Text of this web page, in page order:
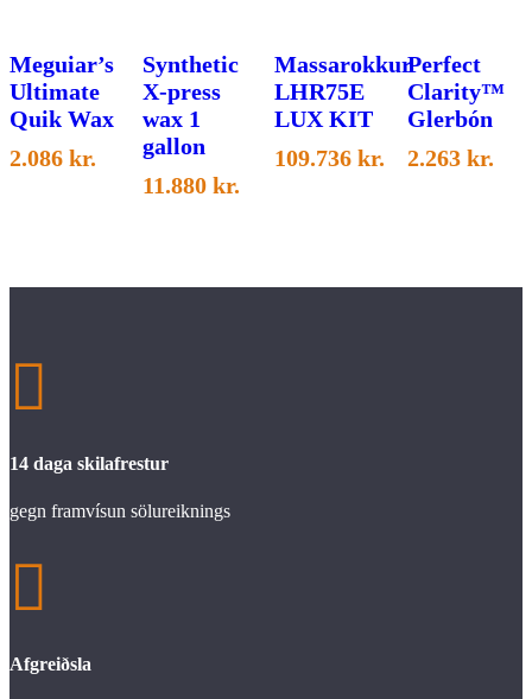
Meguiar’s
Ultimate
Quik Wax
2.086 kr.
Synthetic
X-press
wax 1
gallon
11.880 kr.
Massarokkur
LHR75E
LUX KIT
109.736kr.
Perfect
Clarity™
Glerbón
2.263 kr.

14 daga skilafrestur
gegn framvísun sölureiknings

Afgreiðsla